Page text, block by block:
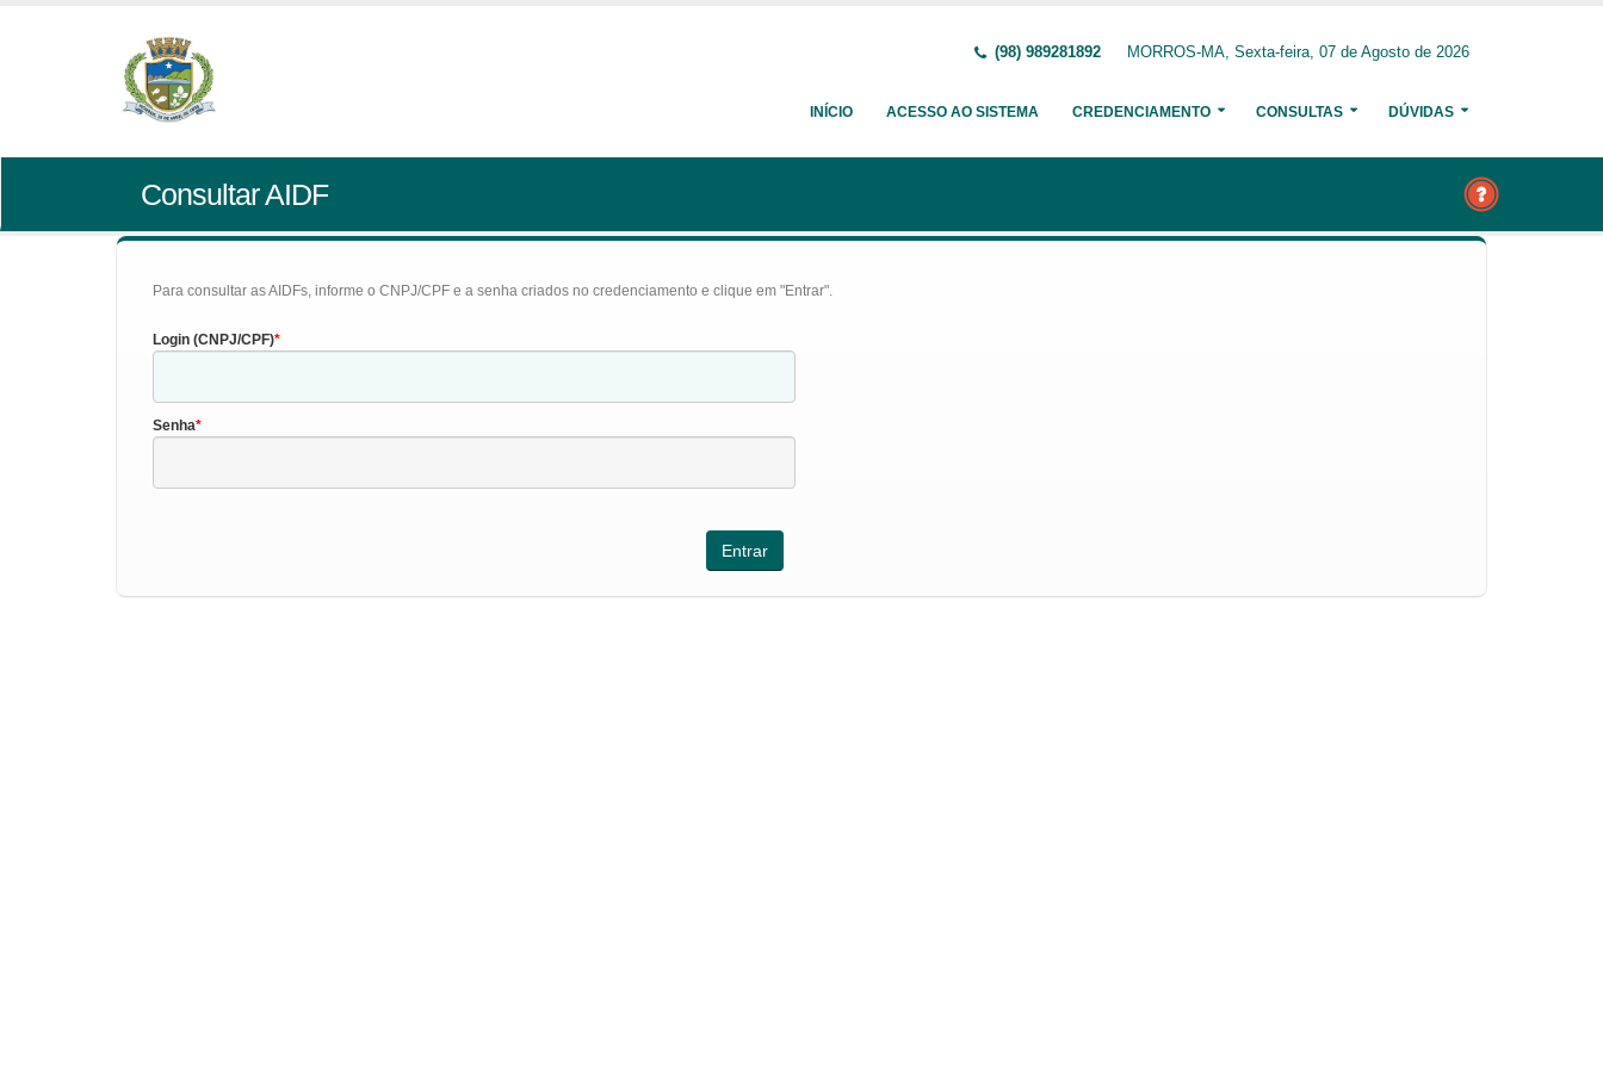
(98) 989281892 MORROS-MA, Sexta-feira, 07 de Agosto de 2026
INÍCIO ACESSO AO SISTEMA CREDENCIAMENTO CONSULTAS DÚVIDAS
Consultar AIDF
Para consultar as AIDFs, informe o CNPJ/CPF e a senha criados no credenciamento e clique em "Entrar".
Login (CNPJ/CPF)
Senha